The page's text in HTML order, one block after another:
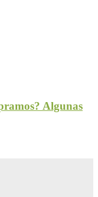
Algunas